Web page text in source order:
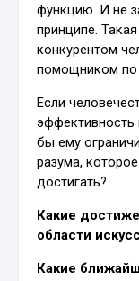
функцию. И не
принципе.
конкурентом
помощником по
Если
эффективность
бы ему
разума,
достигать?
Какие
области
Какие